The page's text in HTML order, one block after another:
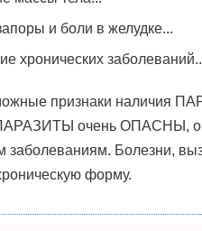
и боли в желудке...
хронических
признаки наличия
очень ОПАСНЫ,
заболеваниям. Болезни,
форму.